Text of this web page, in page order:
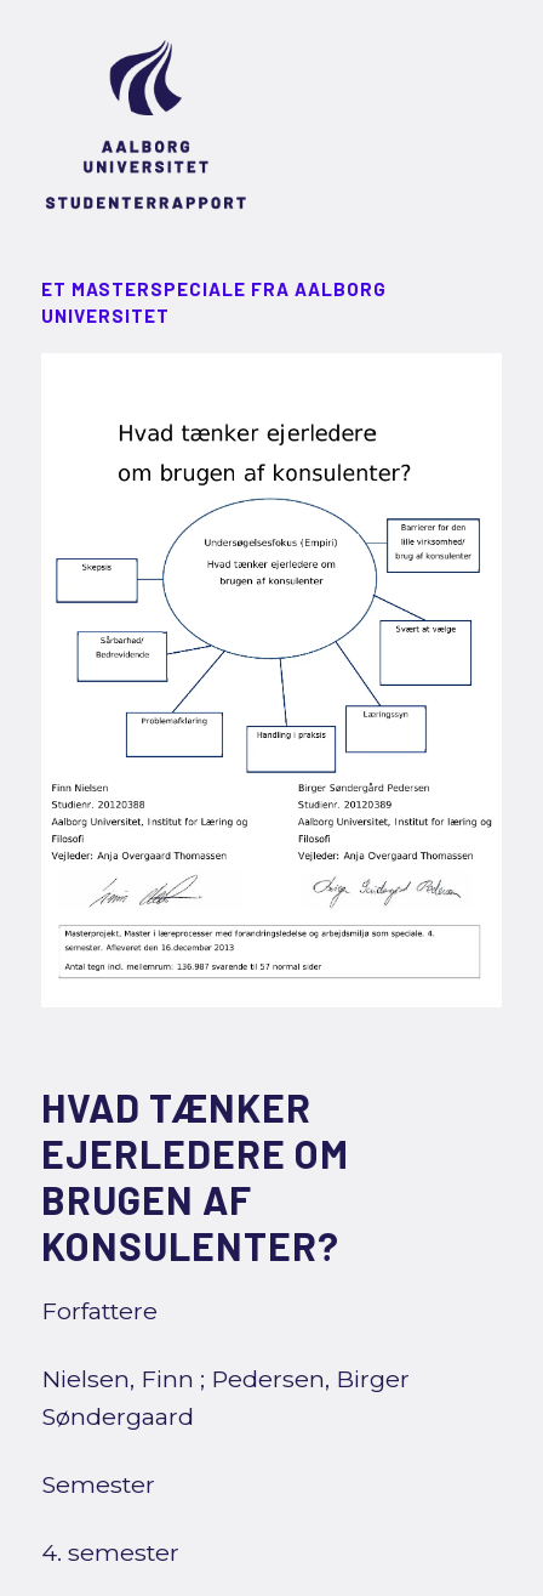
ET MASTERSPECIALE FRA AALBORG
UNIVERSITET
HVAD TÆNKER
EJERLEDERE OM
BRUGEN AF
KONSULENTER?
Forfattere
Nielsen, Finn ; Pedersen, Birger
Søndergaard
Semester
4. semester